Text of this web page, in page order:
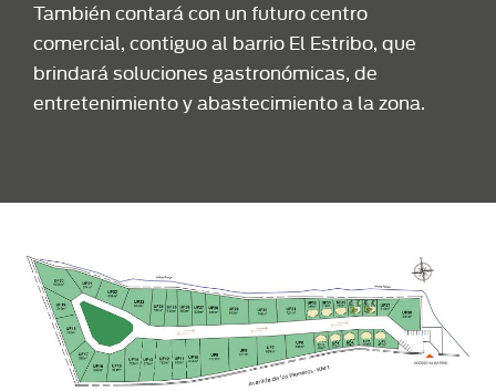
También contará con un futuro centro
comercial, contiguo al barrio El Estribo, que
brindará soluciones gastronómicas, de
entretenimiento y abastecimiento a la zona.